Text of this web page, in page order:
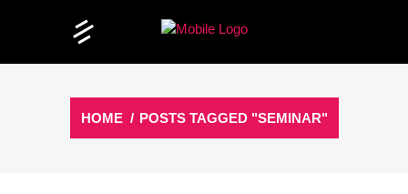
HOME / POSTS TAGGED "SEMINAR"